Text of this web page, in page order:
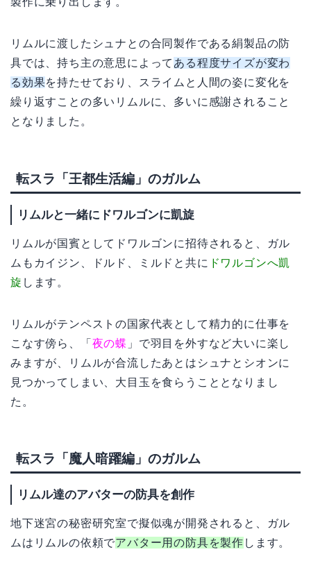
リムルに渡したシュナとの合同製作である絹製品の防
具では、持ち主の意思によって ある程度サイズが変わ
る効果を持たせており、スライムと人間の姿に変化を
繰り返すことの多いリムルに、多いに感謝されること
となりました。
転スラ「王都生活編」のガルム
リムルと一緒にドワルゴンに凱旋
リムルが国賓としてドワルゴンに招待されると、ガル
ムもカイジン、ドルド、ミルドと共に ドワルゴンへ凱
旋 します。
リムルがテンペストの国家代表として精力的に仕事を
こなす傍ら、「 夜の蝶 」で羽目を外すなど大いに楽し
みますが、リムルが合流したあとはシュナとシオンに
見つかってしまい、大目玉を食らうこととなりまし
た。
転スラ「魔人暗躍編」のガルム
リムル達のアバターの防具を創作
地下迷宮の秘密研究室で擬似魂が開発されると、ガル
ムはリムルの依頼でアバター用の防具を製作 します。